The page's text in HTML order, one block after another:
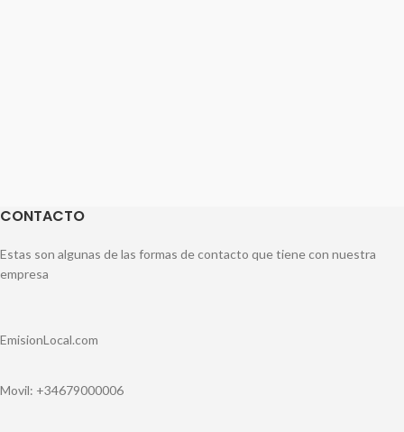
CONTACTO
Estas son algunas de las formas de contacto que tiene con nuestra
empresa
EmisionLocal.com
Movil: +34679000006